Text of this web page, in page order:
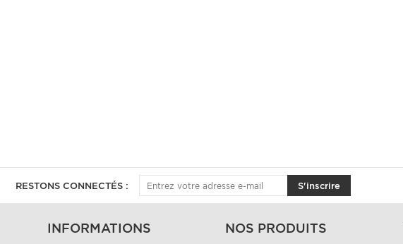
RESTONS CONNECTÉS : S'inscrire
INFORMATIONS NOS PRODUITS